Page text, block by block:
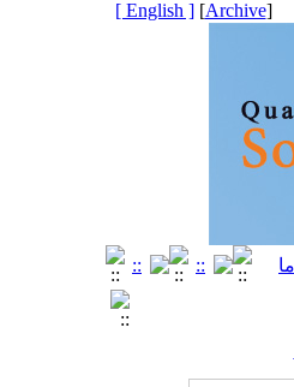
[
Archive
]
[ English ]